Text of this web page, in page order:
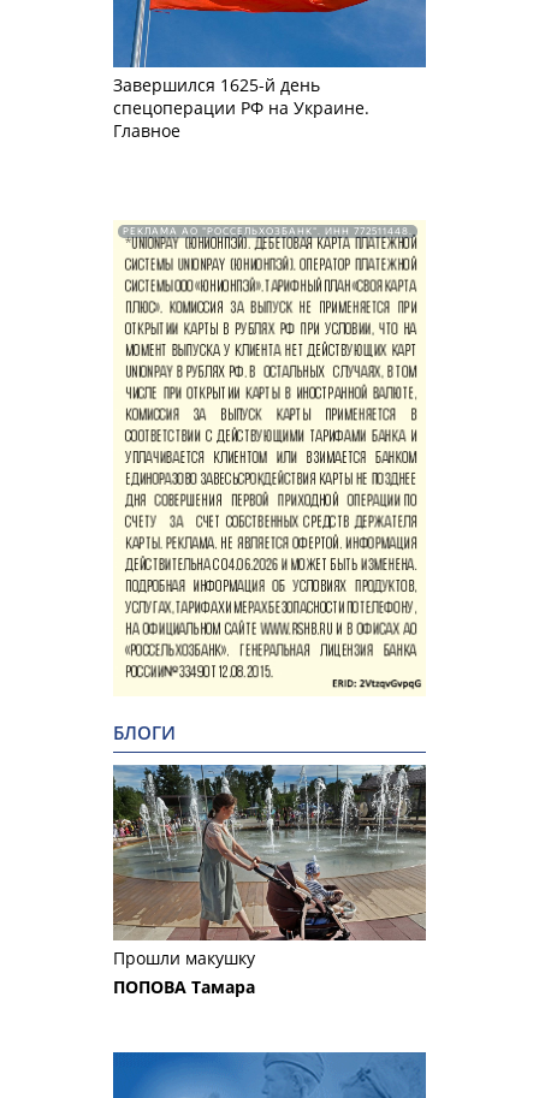
Завершился 1625-й день
спецоперации РФ на Украине.
Главное
РЕКЛАМА АО "РОССЕЛЬХОЗБАНК". ИНН 772511448.
БЛОГИ
Прошли макушку
ПОПОВА Тамара